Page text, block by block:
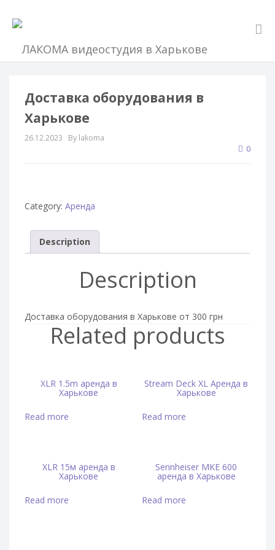
Доставка оборудования в
Харькове
26.12.2023 By lakoma
0
Category: Аренда
Description
Description
Доставка оборудования в Харькове от 300 грн
Related products
XLR 1.5m аренда в
Харькове
Read more
Stream Deck XL Аренда в
Харькове
Read more
XLR 15м аренда в
Харькове
Read more
Sennheiser MKE 600
аренда в Харькове
Read more